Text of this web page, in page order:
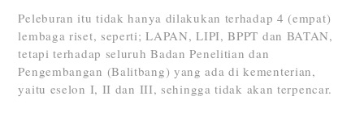
Peleburan itu tidak hanya dilakukan terhadap 4 (empat)
lembaga riset, seperti; LAPAN, LIPI, BPPT dan BATAN,
tetapi terhadap seluruh Badan Penelitian dan
Pengembangan (Balitbang) yang ada di kementerian,
yaitu eselon I, II dan III, sehingga tidak akan terpencar.